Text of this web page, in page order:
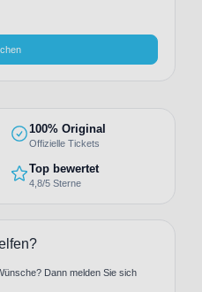
100% Original
Offizielle Tickets
Top bewertet
4,8/5 Sterne
Dann melden Sie sich